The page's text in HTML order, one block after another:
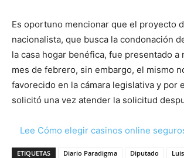
Es oportuno mencionar que el proyecto
nacionalista, que busca la condonación
la casa hogar benéfica, fue presentado a
mes de febrero, sin embargo, el mismo
favorecido en la cámara legislativa y por
solicitó una vez atender la solicitud
Lee Cómo elegir casinos online
ETIQUETAS Diario Paradigma Diputado